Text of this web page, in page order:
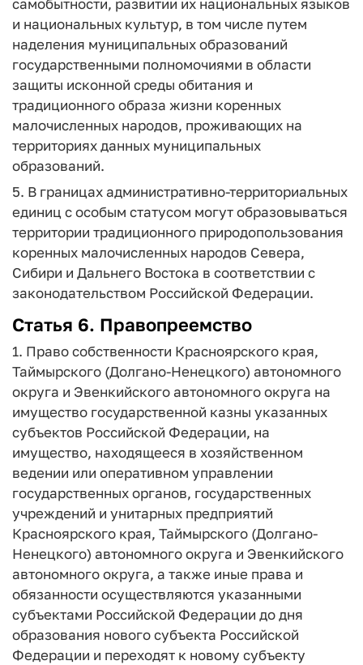
и национальных культур, в том числе путем
наделения муниципальных образований
государственными полномочиями в области
защиты исконной среды обитания и
традиционного образа жизни коренных
малочисленных народов, проживающих на
территориях данных муниципальных
образований.
5. В границах административно-территориальных
единиц с особым статусом могут образовываться
территории традиционного природопользования
коренных малочисленных народов Севера,
Сибири и Дальнего Востока в соответствии с
законодательством Российской Федерации.
Статья 6. Правопреемство
1. Право собственности Красноярского края,
Таймырского (Долгано-Ненецкого) автономного
округа и Эвенкийского автономного округа на
имущество государственной казны указанных
субъектов Российской Федерации, на
имущество, находящееся в хозяйственном
ведении или оперативном управлении
государственных органов, государственных
учреждений и унитарных предприятий
Красноярского края, Таймырского (Долгано-
Ненецкого) автономного округа и Эвенкийского
автономного округа, а также иные права и
обязанности осуществляются указанными
субъектами Российской Федерации до дня
образования нового субъекта Российской
Федерации и переходят к новому субъекту